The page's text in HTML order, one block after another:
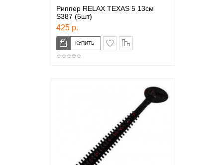
Риппер RELAX TEXAS 5 13см
S387 (5шт)
425 р.
в закладки